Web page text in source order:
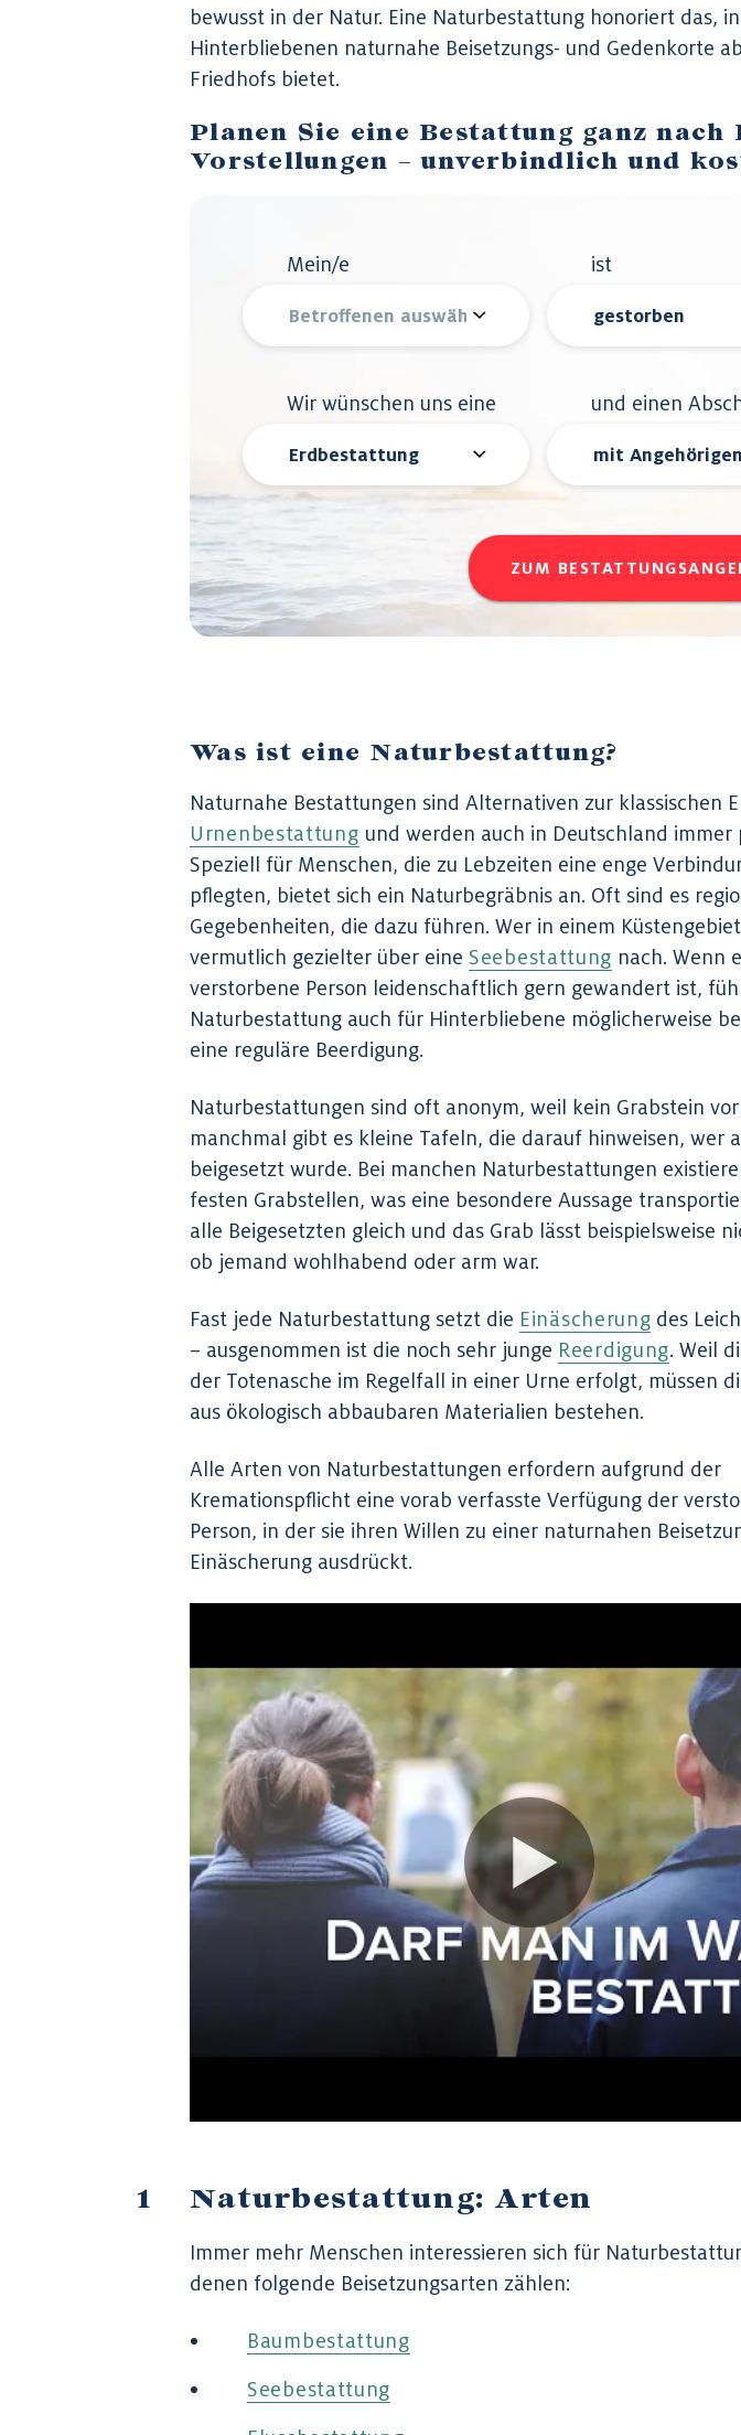
bewusst in der Natur. Eine Naturbestattung honoriert das,
Hinterbliebenen naturnahe Beisetzungs- und Gedenkorte
Friedhofs bietet.
Planen Sie eine Bestattung ganz nach
Vorstellungen – unverbindlich und
Mein/e ist
Wir wünschen uns eine und einen
ZUM
Was ist eine Naturbestattung?
Naturnahe Bestattungen sind Alternativen zur klassischen
Urnenbestattung und werden auch in Deutschland immer
Speziell für Menschen, die zu Lebzeiten eine enge
pflegten, bietet sich ein Naturbegräbnis an. Oft sind es
Gegebenheiten, die dazu führen. Wer in einem
vermutlich gezielter über eine Seebestattung nach. Wenn
verstorbene Person leidenschaftlich gern gewandert ist,
Naturbestattung auch für Hinterbliebene möglicherweise
eine reguläre Beerdigung.
Naturbestattungen sind oft anonym, weil kein Grabstein
manchmal gibt es kleine Tafeln, die darauf hinweisen, wer
beigesetzt wurde. Bei manchen Naturbestattungen
festen Grabstellen, was eine besondere Aussage
alle Beigesetzten gleich und das Grab lässt beispielsweise
ob jemand wohlhabend oder arm war.
Fast jede Naturbestattung setzt die Einäscherung des
– ausgenommen ist die noch sehr junge Reerdigung. Weil
der Totenasche im Regelfall in einer Urne erfolgt, müssen
aus ökologisch abbaubaren Materialien bestehen.
Alle Arten von Naturbestattungen erfordern aufgrund der
Kremationspflicht eine vorab verfasste Verfügung der
Person, in der sie ihren Willen zu einer naturnahen
Einäscherung ausdrückt.
Naturbestattung: Arten
Immer mehr Menschen interessieren sich für
denen folgende Beisetzungsarten zählen:
Baumbestattung
Seebestattung